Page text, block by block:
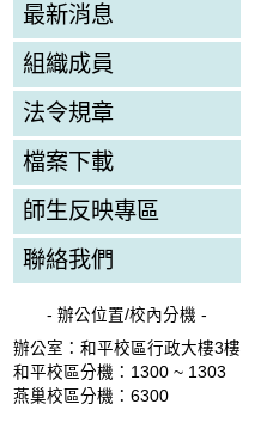
最新消息
組織成員
法令規章
檔案下載
師生反映專區
聯絡我們
- 辦公位置/校內分機 -
辦公室：和平校區行政大樓3樓
和平校區分機：1300 ~ 1303
燕巢校區分機：6300